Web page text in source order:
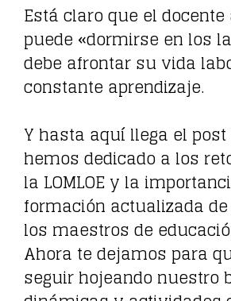
Está claro que el
puede «dormirse en los
debe afrontar su vida
constante aprendizaje.
Y hasta aquí llega el
hemos dedicado a los
la LOMLOE y la
formación actualizada
los maestros de
Ahora te dejamos para
seguir hojeando nuestro